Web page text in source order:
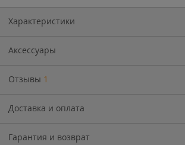
Характеристики
Аксессуары
Отзывы 1
Доставка и оплата
Гарантия и возврат